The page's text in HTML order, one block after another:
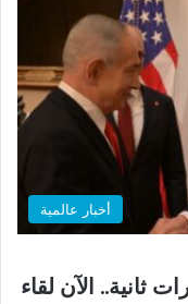
أخبار عالمية
ثانية.. الآن لقاء